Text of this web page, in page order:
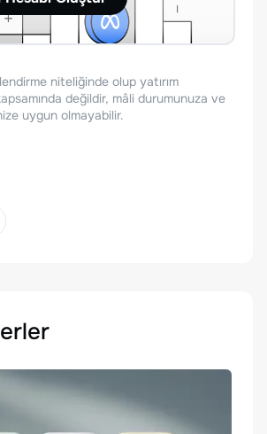
niteliğinde olup yatırım
değildir, mâli durumunuza ve
uygun olmayabilir.